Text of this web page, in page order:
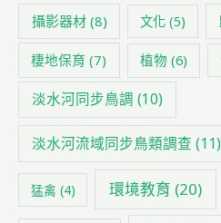
攝影器材(8) 文化 (5)
棲地保育 (7) 植物 (6)
淡水河同步鳥調 (10)
淡水河流域同步鳥類調查 (11)
猛禽 (4) 環境教育 (20)